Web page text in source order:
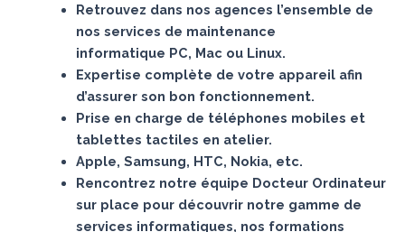
Retrouvez dans nos agences l’ensemble de
nos services de maintenance
informatique PC, Mac ou Linux.
Expertise complète de votre appareil afin
d’assurer son bon fonctionnement.
Prise en charge de téléphones mobiles et
tablettes tactiles en atelier.
Apple, Samsung, HTC, Nokia, etc.
Rencontrez notre équipe Docteur Ordinateur
sur place pour découvrir notre gamme de
services informatiques, nos formations